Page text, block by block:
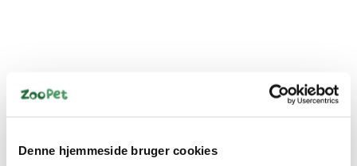
Denne hjemmeside bruger cookies
Bestsælgende varer i Reptillysstofrør &
Lamper